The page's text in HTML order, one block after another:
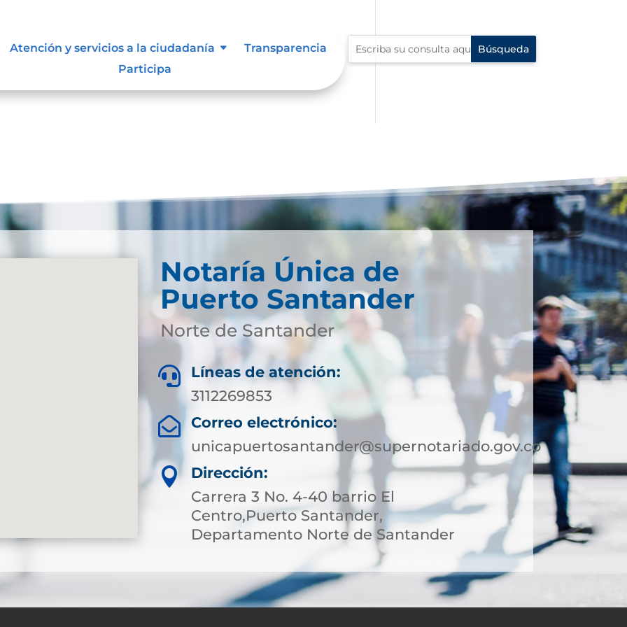
Atención y servicios a la ciudadanía
Transparencia
Participa
de la información.
Notaría Única de
Puerto Santander
Norte de Santander

Líneas de atención:
3112269853

Correo electrónico:
unicapuertosantander@supernotariado.gov.co

Dirección:
Carrera 3 No. 4-40 barrio El
Centro,Puerto Santander,
Departamento Norte de Santander